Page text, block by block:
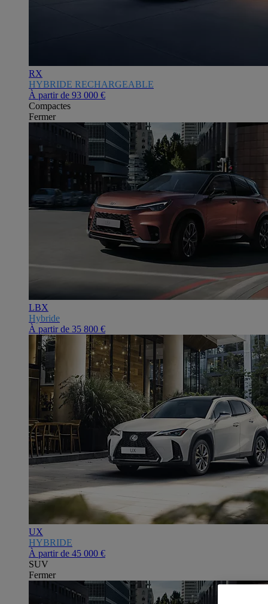
RX
HYBRIDE RECHARGEABLE
À partir de 93 000 €
Compactes
Fermer
LBX
Hybride
À partir de 35 800 €
UX
HYBRIDE
À partir de 45 000 €
SUV
Fermer